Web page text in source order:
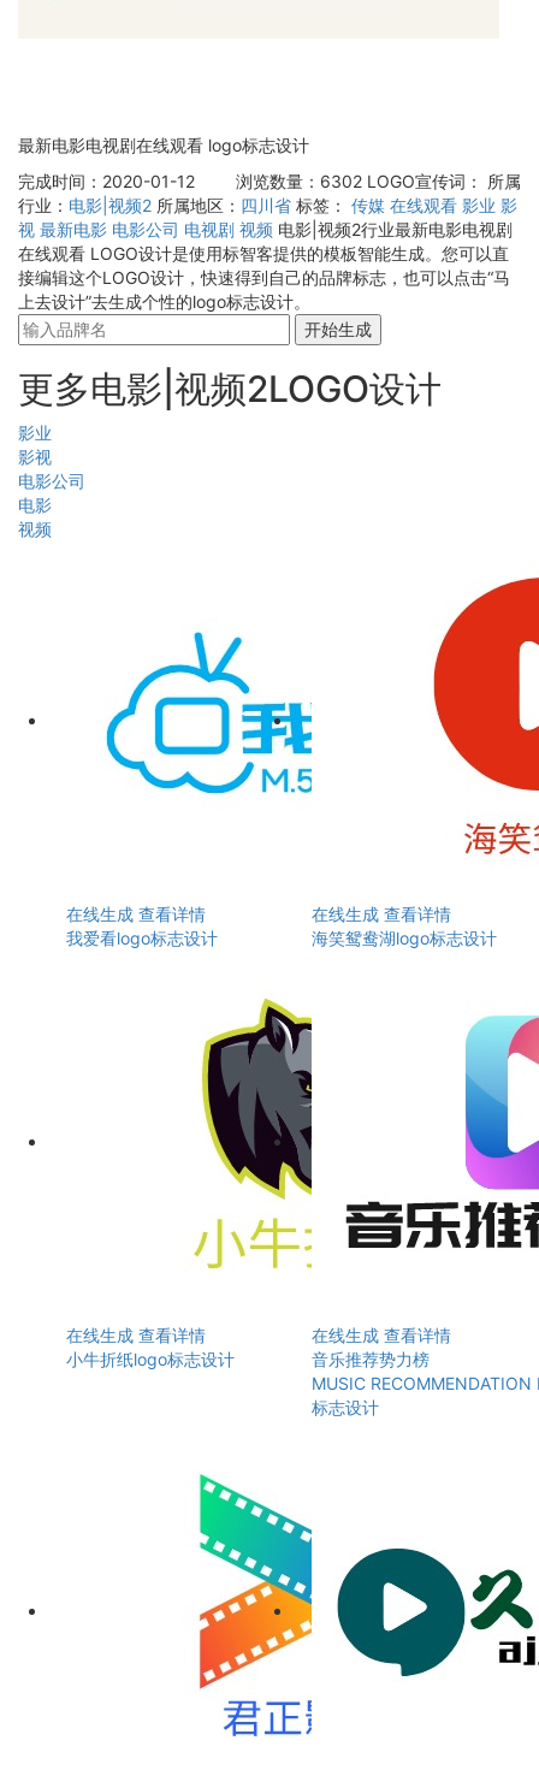
最新电影电视剧在线观看 logo标志设计
完成时间：2020-01-12
浏览数量：6302 LOGO宣传词：
所属
行业： 电影|视频2 所属地区： 四川省 标签： 传媒 在线观看 影业 影
视 最新电影 电影公司 电视剧 视频 电影|视频2行业最新电影电视剧
在线观看 LOGO设计是使用标智客提供的模板智能生成。您可以直
接编辑这个LOGO设计，快速得到自己的品牌标志，也可以点击“马
上去设计”去生成个性的logo标志设计。
开始生成
更多电影|视频2LOGO设计
影业
影视
电影公司
电影
视频
在线生成 查看详情
我爱看logo标志设计
在线生成 查看详情
海笑鸳鸯湖logo标志设计
在线生成 查看详情
小牛折纸logo标志设计
在线生成 查看详情
音乐推荐势力榜
MUSIC RECOMMENDATION
标志设计